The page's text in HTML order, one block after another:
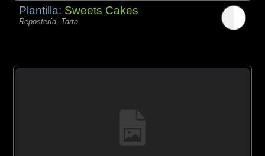
Plantilla: Sweets Cakes
Repostería, Tarta,